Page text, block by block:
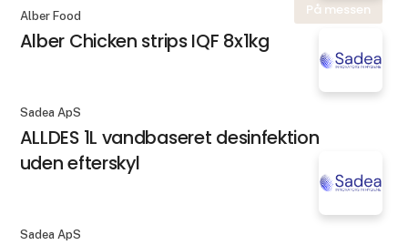
På messen
Alber Food
Alber Chicken strips IQF 8x1kg
Sadea ApS
ALLDES 1L vandbaseret desinfektion
uden efterskyl
Sadea ApS